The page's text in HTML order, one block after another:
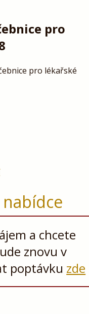
pro
pro lékařské
a chcete
znovu v
poptávku zde